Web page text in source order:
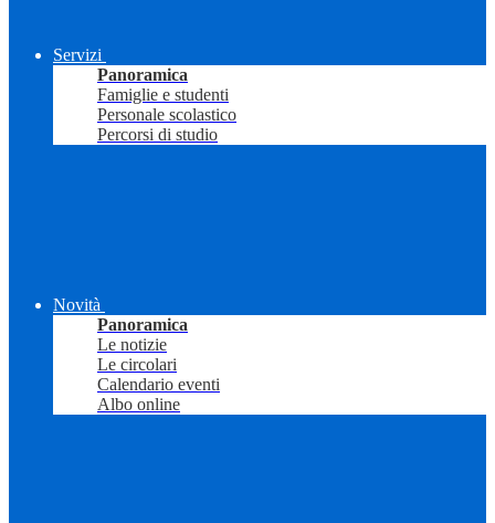
Servizi
Panoramica
Famiglie e studenti
Personale scolastico
Percorsi di studio
Novità
Panoramica
Le notizie
Le circolari
Calendario eventi
Albo online